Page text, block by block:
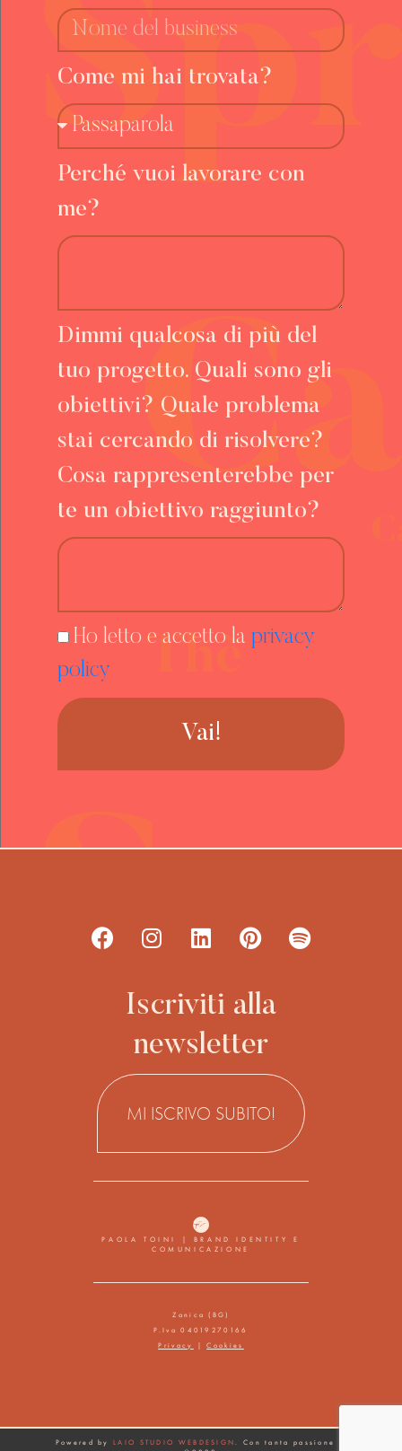
Come mi hai trovata?
Perché vuoi lavorare con
me?
Dimmi qualcosa di più del
tuo progetto. Quali sono gli
obiettivi? Quale problema
stai cercando di risolvere?
Cosa rappresenterebbe per
te un obiettivo raggiunto?
Ho letto e accetto la privacy
policy
Vai!
Iscriviti alla
newsletter
MI ISCRIVO SUBITO!
PAOLA TOINI | BRAND IDENTITY E
COMUNICAZIONE
Zanica (BG)
P.Iva 04019270166
Privacy
|Cookies
Powered byLAIO STUDIO WEBDESIGN
. Con tanta passione :)